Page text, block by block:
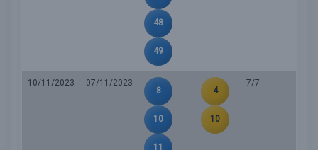
48
49
10/11/2023
07/11/2023
8
10
11
4
10
7/7